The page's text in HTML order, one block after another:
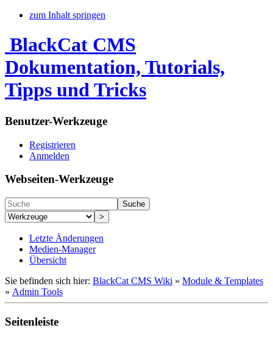
zum Inhalt springen
BlackCat CMS
Dokumentation, Tutorials,
Tipps und Tricks
Benutzer-Werkzeuge
Registrieren
Anmelden
Webseiten-Werkzeuge
Suche
>
Letzte Änderungen
Medien-Manager
Übersicht
Sie befinden sich hier: BlackCat CMS Wiki » Module & Templates
» Admin Tools
Seitenleiste